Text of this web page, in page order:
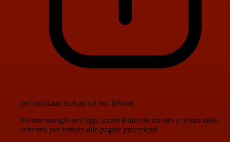
per installare la App sul tuo Iphone.
Mentre navighi nell'app, scorri il dito da sinistra a destra dello
schermo per tornare alle pagine precedenti